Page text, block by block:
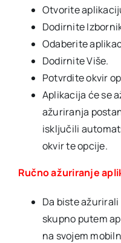
Otvorite
Dodirnite
Odaberite
Dodirnite Više.
Potvrdite okvir
Aplikacija će se
ažuriranja
isključili
okvir te opcije.
Ručno ažuriranje
Da biste
skupno putem
na svojem